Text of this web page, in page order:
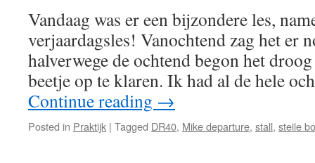
Vandaag was er een bijzondere les,
verjaardagsles! Vanochtend zag het er
halverwege de ochtend begon het
beetje op te klaren. Ik had al de hele
Continue reading →
Posted in Praktijk | Tagged DR40, Mike departure, stall, steile